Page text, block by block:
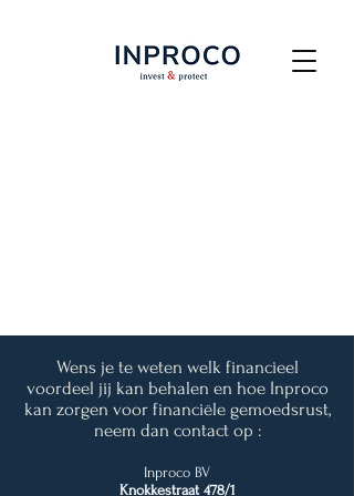
Wens je te weten welk financieel
voordeel jij kan behalen en hoe Inproco
kan zorgen voor financiële gemoedsrust,
neem dan contact op :
Inproco BV
Knokkestraat 478/1